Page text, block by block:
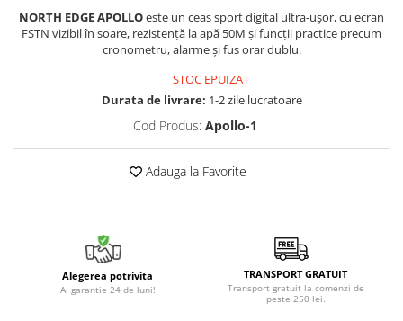
NORTH EDGE APOLLOeste un ceas sport digital ultra-ușor, cu ecran
FSTN vizibil în soare, rezistență la apă 50M și funcții practice precum
cronometru, alarme și fus orar dublu.
STOC EPUIZAT
Durata de livrare: 1-2 zile lucratoare
Cod Produs: Apollo-1
Adauga la Favorite
Alegerea potrivita
Ai garantie 24 de luni!
TRANSPORT GRATUIT
Transport gratuit la comenzi de
peste 250 lei.